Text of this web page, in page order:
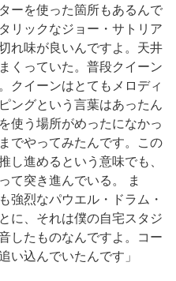
ーを使った箇所もあるんで
リックなジョー・サトリア
れ味が良いんですよ。天井
くっていた。普段クイーン
クイーンはとてもメロディ
ングという言葉はあったん
使う場所がめったになかっ
でやってみたんです。この
し進めるという意味でも、
て突き進んでいる。 ま
強烈なパウエル・ドラム・
に、それは僕の自宅スタジ
したものなんですよ。コー
い込んでいたんです」